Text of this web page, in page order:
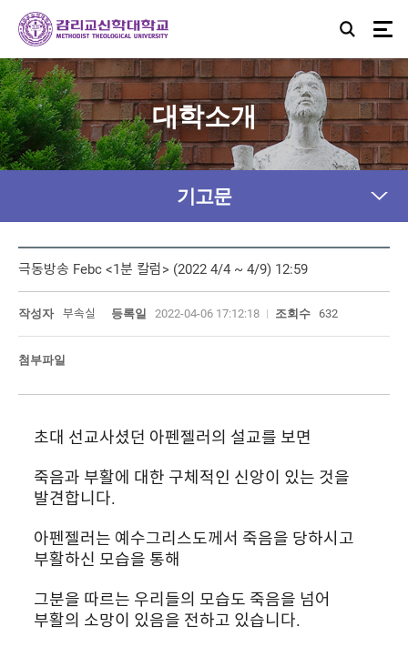
대학소개
기고문
극동방송 Febc <1분 칼럼> (2022 4/4 ~ 4/9) 12:59
작성자 부속실 등록일 2022-04-06 17:12:18 조회수 632
첨부파일
초대 선교사셨던 아펜젤러의 설교를 보면
죽음과 부활에 대한 구체적인 신앙이 있는 것을
발견합니다.
아펜젤러는 예수그리스도께서 죽음을 당하시고
부활하신 모습을 통해
그분을 따르는 우리들의 모습도 죽음을 넘어
부활의 소망이 있음을 전하고 있습니다.